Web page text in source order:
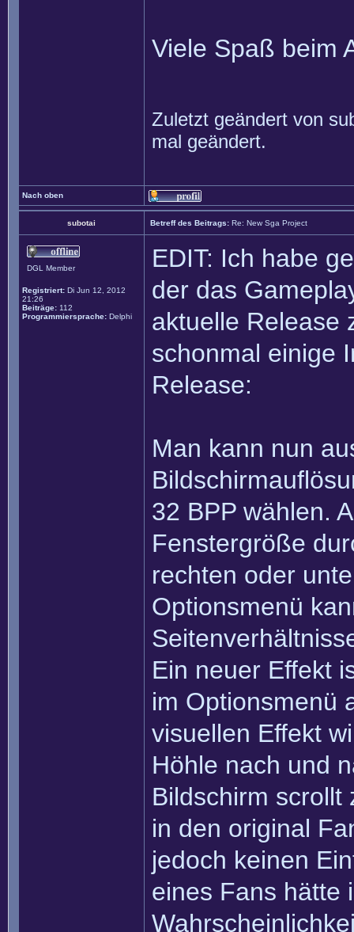
Viele Spaß beim
Zuletzt geändert von
mal geändert.
Nach oben
subotai Betreff des Beitrags: Re: New Sga Project
DGL Member
Registriert: Di Jun 12, 2012
21:26
Beiträge: 112
Programmiersprache: Delphi
EDIT: Ich habe
der das
aktuelle Release
schonmal einige
Release:
Man kann nun
32 BPP wählen.
Fenstergröße
rechten oder
Optionsmenü
Ein neuer Effekt
im Optionsmenü
visuellen Effekt
Höhle nach und
Bildschirm scrollt
in den original
jedoch keinen
eines Fans hätte